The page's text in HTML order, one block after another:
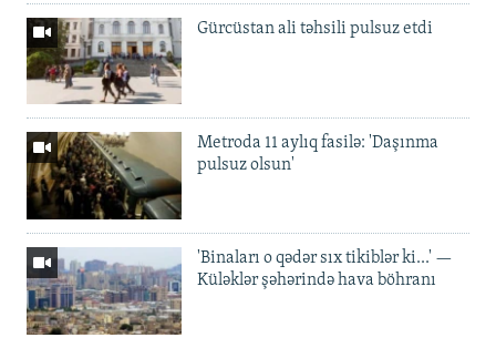
Gürcüstan ali təhsili pulsuz etdi
Metroda 11 aylıq fasilə: 'Daşınma
pulsuz olsun'
'Binaları o qədər sıx tikiblər ki...' —
Küləklər şəhərində hava böhranı